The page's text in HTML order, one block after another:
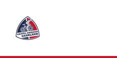
springen